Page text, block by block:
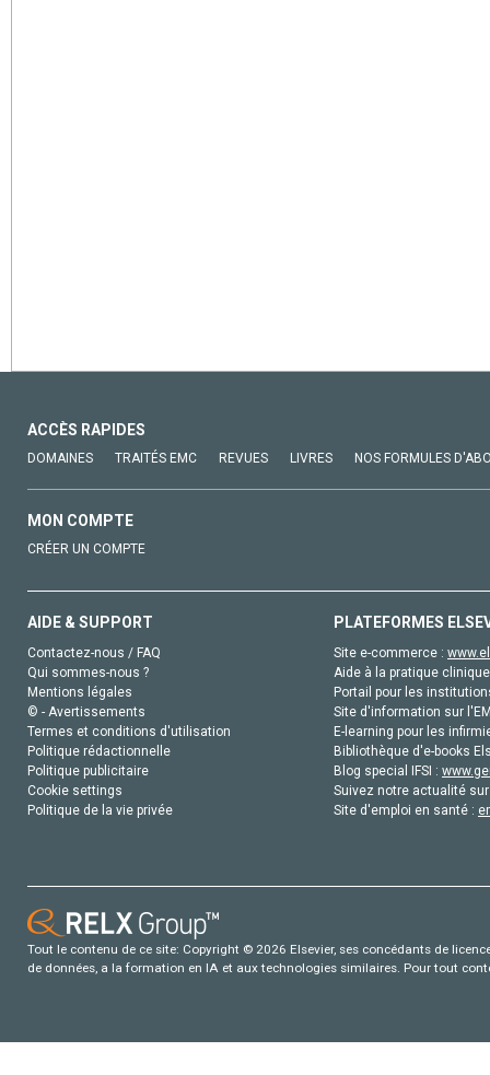
ACCÈS RAPIDES
DOMAINES TRAITÉS EMC REVUES LIVRES NOS FORMULES
MON COMPTE
CRÉER UN COMPTE
AIDE & SUPPORT
Contactez-nous / FAQ
Qui sommes-nous ?
Mentions légales
© - Avertissements
Termes et conditions d'utilisation
Politique rédactionnelle
Politique publicitaire
Cookie settings
Politique de la vie privée
PLATEFORMES
Site e-commerce :
Aide à la pratique
Portail pour les
Site d'information sur
E-learning pour les
Bibliothèque d'e-books
Blog special IFSI :
Suivez notre actualité
Site d'emploi en santé :
Tout le contenu de ce site: Copyright © 2026 Elsevier, ses concédants de
de données, a la formation en IA et aux technologies similaires. Pour tout